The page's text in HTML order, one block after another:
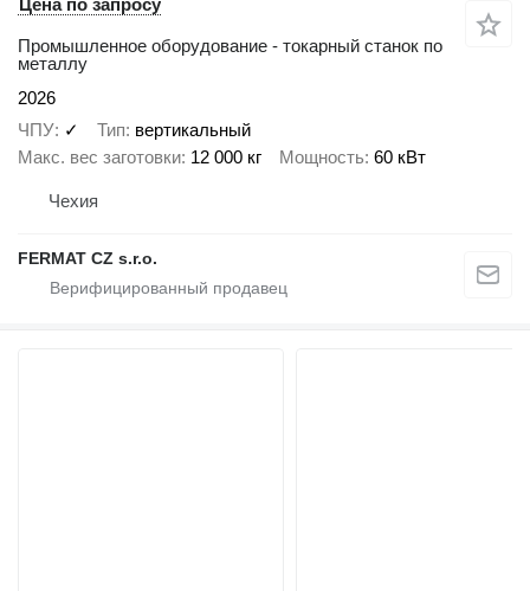
Цена по запросу
Промышленное оборудование - токарный станок по
металлу
2026
ЧПУ ✓ Тип вертикальный
Макс. вес заготовки 12 000 кг Мощность 60 кВт
Чехия
FERMAT CZ s.r.o.